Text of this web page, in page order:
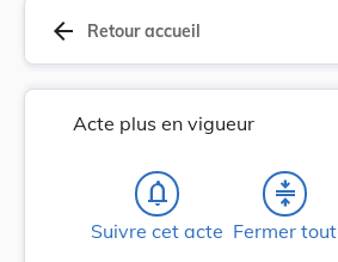
arrow_back Retour accueil
Acte plus en vigueur
notifications_none
Suivre cet acte
compress
Fermer tout